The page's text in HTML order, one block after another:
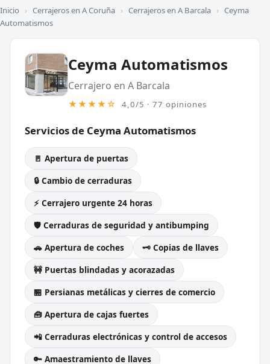
Inicio › Cerrajeros en A Coruña › Cerrajeros en A Barcala › Ceyma
Automatismos
Ceyma Automatismos
Cerrajero en A Barcala
★★★★☆ 4,0/5 · 77 opiniones
Servicios de Ceyma Automatismos
🚪 Apertura de puertas
🔒 Cambio de cerraduras
⚡ Cerrajero urgente 24 horas
🛡️ Cerraduras de seguridad y antibumping
🚗 Apertura de coches
🗝️ Copias de llaves
🚧 Puertas blindadas y acorazadas
🏪 Persianas metálicas y cierres de comercio
🧰 Apertura de cajas fuertes
📲 Cerraduras electrónicas y control de accesos
🔑 Amaestramiento de llaves